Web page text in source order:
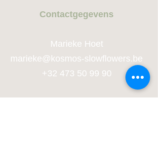
Contactgegevens
Marieke Hoet
marie ke@kosmos-slowflowers.be
+32 473 50 99 90